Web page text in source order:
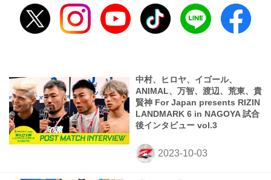
中村、ヒロヤ、イゴール、
ANIMAL、万智、渡辺、荒東、貴
賢神 For Japan presents RIZIN
LANDMARK 6 in NAGOYA 試合
後インタビュー vol.3